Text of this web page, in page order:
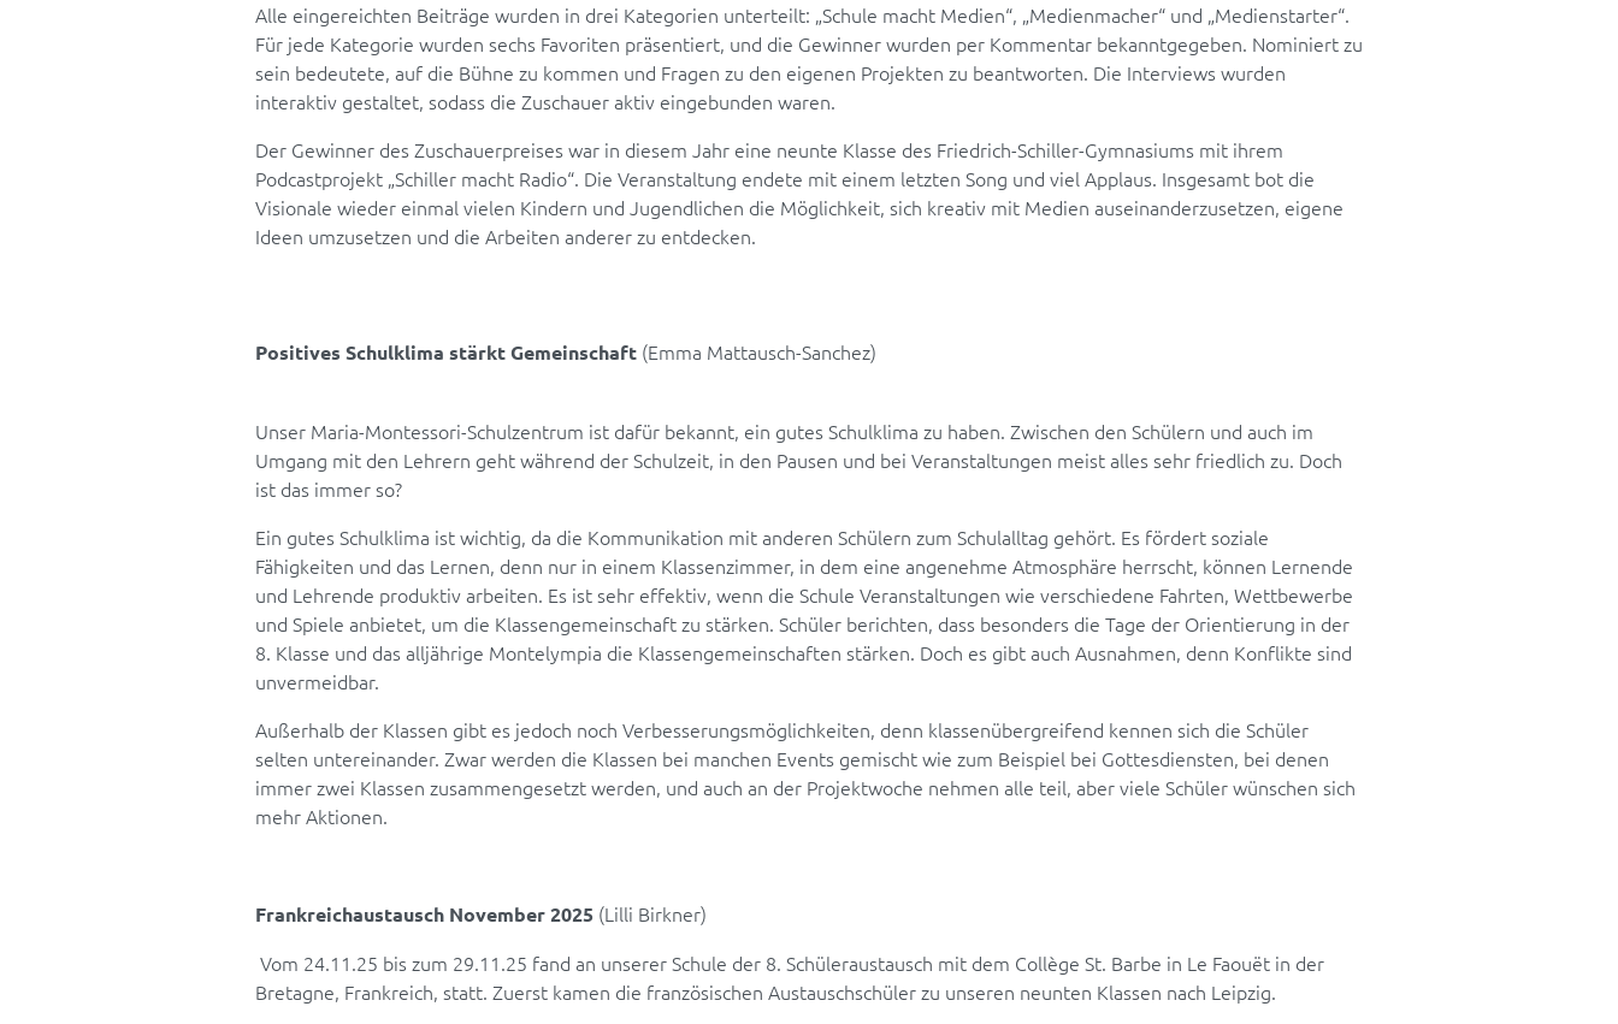
Alle eingereichten Beiträge wurden in drei Kategorien unterteilt: „Schule macht Medien“, „Medienmacher“ und „Medienstarter“.
Für jede Kategorie wurden sechs Favoriten präsentiert, und die Gewinner wurden per Kommentar bekanntgegeben. Nominiert zu
sein bedeutete, auf die Bühne zu kommen und Fragen zu den eigenen Projekten zu beantworten. Die Interviews wurden
interaktiv gestaltet, sodass die Zuschauer aktiv eingebunden waren.
Der Gewinner des Zuschauerpreises war in diesem Jahr eine neunte Klasse des Friedrich-Schiller-Gymnasiums mit ihrem
Podcastprojekt „Schiller macht Radio“. Die Veranstaltung endete mit einem letzten Song und viel Applaus. Insgesamt bot die
Visionale wieder einmal vielen Kindern und Jugendlichen die Möglichkeit, sich kreativ mit Medien auseinanderzusetzen, eigene
Ideen umzusetzen und die Arbeiten anderer zu entdecken.
Positives Schulklima stärkt Gemeinschaft (Emma Mattausch-Sanchez)
Unser Maria-Montessori-Schulzentrum ist dafür bekannt, ein gutes Schulklima zu haben. Zwischen den Schülern und auch im
Umgang mit den Lehrern geht während der Schulzeit, in den Pausen und bei Veranstaltungen meist alles sehr friedlich zu. Doch
ist das immer so?
Ein gutes Schulklima ist wichtig, da die Kommunikation mit anderen Schülern zum Schulalltag gehört. Es fördert soziale
Fähigkeiten und das Lernen, denn nur in einem Klassenzimmer, in dem eine angenehme Atmosphäre herrscht, können Lernende
und Lehrende produktiv arbeiten. Es ist sehr effektiv, wenn die Schule Veranstaltungen wie verschiedene Fahrten, Wettbewerbe
und Spiele anbietet, um die Klassengemeinschaft zu stärken. Schüler berichten, dass besonders die Tage der Orientierung in der
8. Klasse und das alljährige Montelympia die Klassengemeinschaften stärken. Doch es gibt auch Ausnahmen, denn Konflikte sind
unvermeidbar.
Außerhalb der Klassen gibt es jedoch noch Verbesserungsmöglichkeiten, denn klassenübergreifend kennen sich die Schüler
selten untereinander. Zwar werden die Klassen bei manchen Events gemischt wie zum Beispiel bei Gottesdiensten, bei denen
immer zwei Klassen zusammengesetzt werden, und auch an der Projektwoche nehmen alle teil, aber viele Schüler wünschen sich
mehr Aktionen.
Frankreichaustausch November 2025 (Lilli Birkner)
Vom 24.11.25 bis zum 29.11.25 fand an unserer Schule der 8. Schüleraustausch mit dem Collège St. Barbe in Le Faouët in der
Bretagne, Frankreich, statt. Zuerst kamen die französischen Austauschschüler zu unseren neunten Klassen nach Leipzig.